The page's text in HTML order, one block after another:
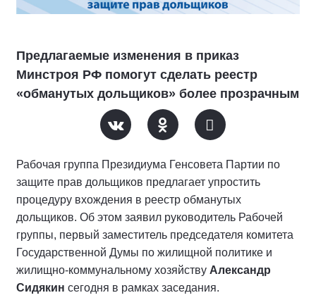
Предлагаемые изменения в приказ
Минстроя РФ помогут сделать реестр
«обманутых дольщиков» более прозрачным
Рабочая группа Президиума Генсовета Партии по
защите прав дольщиков предлагает упростить
процедуру вхождения в реестр обманутых
дольщиков. Об этом заявил руководитель Рабочей
группы, первый заместитель председателя комитета
Государственной Думы по жилищной политике и
жилищно-коммунальному хозяйству Александр
Сидякин сегодня в рамках заседания.